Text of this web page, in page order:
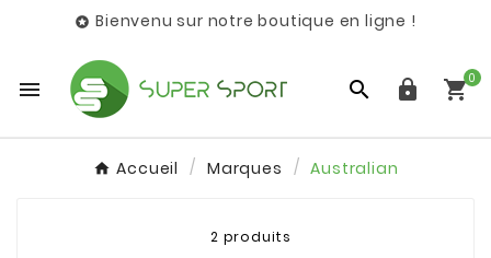
 Bienvenu sur notre boutique en ligne !
   0
Accueil Marques Australian
2 produits